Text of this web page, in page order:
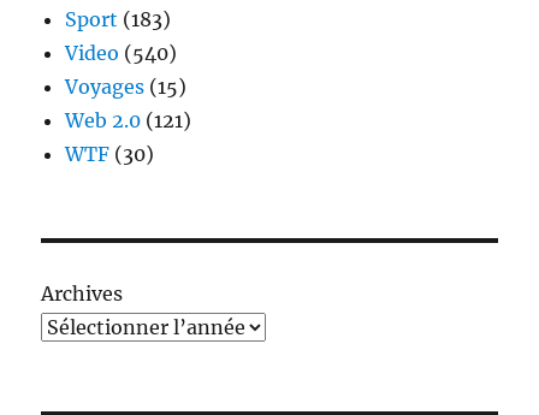
Sport (183)
Video (540)
Voyages (15)
Web 2.0 (121)
WTF (30)
Archives